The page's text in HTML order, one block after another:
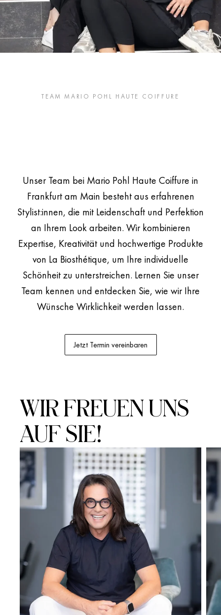
TEAM MARIO POHL HAUTE COIFFURE
Unser Team bei Mario Pohl Haute Coiffure in
Frankfurt am Main besteht aus erfahrenen
Stylist:innen, die mit Leidenschaft und Perfektion
an Ihrem Look arbeiten. Wir kombinieren
Expertise, Kreativität und hochwertige Produkte
von La Biosthétique, um Ihre individuelle
Schönheit zu unterstreichen. Lernen Sie unser
Team kennen und entdecken Sie, wie wir Ihre
Wünsche Wirklichkeit werden lassen.
Jetzt Termin vereinbaren
WIR FREUEN UNS
AUF SIE!